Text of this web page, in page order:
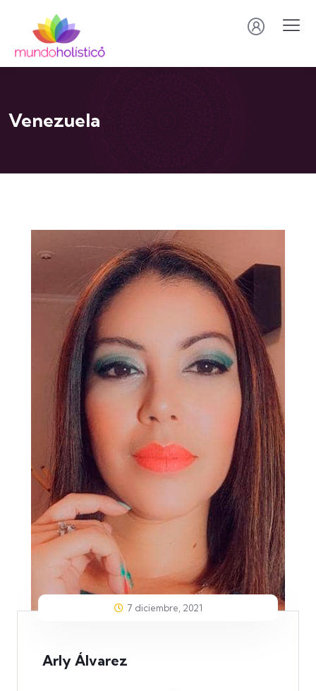
Venezuela
7 diciembre, 2021
Arly Álvarez